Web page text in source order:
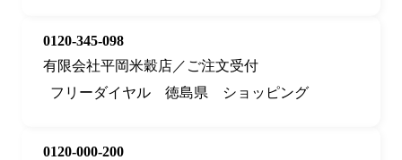
0120-345-098
有限会社平岡米穀店／ご注文受付
フリーダイヤル
徳島県 ショッピング
0120-000-200